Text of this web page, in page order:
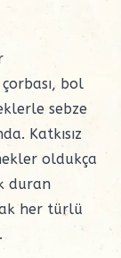
çorbası, bol
sebze
Katkısız
oldukça
duran
her türlü